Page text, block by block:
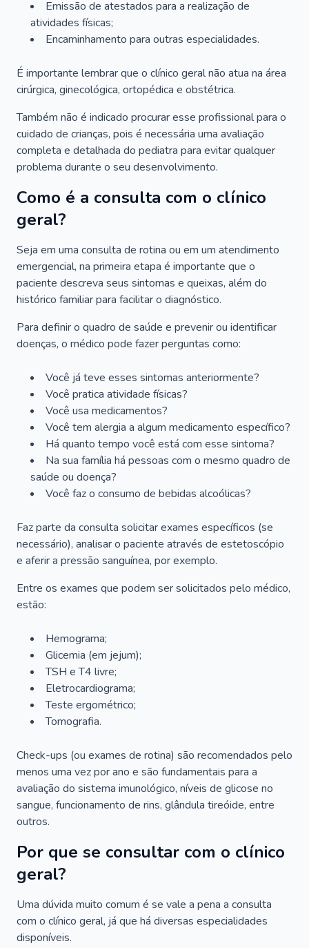
Emissão de atestados para a realização de
atividades físicas;
Encaminhamento para outras especialidades.
É importante lembrar que o clínico geral não atua na área
cirúrgica, ginecológica, ortopédica e obstétrica.
Também não é indicado procurar esse profissional para o
cuidado de crianças, pois é necessária uma avaliação
completa e detalhada do pediatra para evitar qualquer
problema durante o seu desenvolvimento.
Como é a consulta com o clínico
geral?
Seja em uma consulta de rotina ou em um atendimento
emergencial, na primeira etapa é importante que o
paciente descreva seus sintomas e queixas, além do
histórico familiar para facilitar o diagnóstico.
Para definir o quadro de saúde e prevenir ou identificar
doenças, o médico pode fazer perguntas como:
Você já teve esses sintomas anteriormente?
Você pratica atividade físicas?
Você usa medicamentos?
Você tem alergia a algum medicamento específico?
Há quanto tempo você está com esse sintoma?
Na sua família há pessoas com o mesmo quadro de
saúde ou doença?
Você faz o consumo de bebidas alcoólicas?
Faz parte da consulta solicitar exames específicos (se
necessário), analisar o paciente através de estetoscópio
e aferir a pressão sanguínea, por exemplo.
Entre os exames que podem ser solicitados pelo médico,
estão:
Hemograma;
Glicemia (em jejum);
TSH e T4 livre;
Eletrocardiograma;
Teste ergométrico;
Tomografia.
Check-ups (ou exames de rotina) são recomendados pelo
menos uma vez por ano e são fundamentais para a
avaliação do sistema imunológico, níveis de glicose no
sangue, funcionamento de rins, glândula tireóide, entre
outros.
Por que se consultar com o clínico
geral?
Uma dúvida muito comum é se vale a pena a consulta
com o clínico geral, já que há diversas especialidades
disponíveis.